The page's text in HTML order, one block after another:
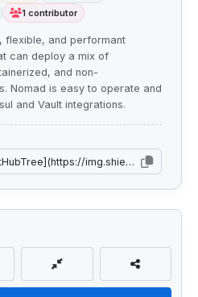
1 contributor
flexible, and performant
can deploy a mix of
and non-
Nomad is easy to operate and
and Vault integrations.